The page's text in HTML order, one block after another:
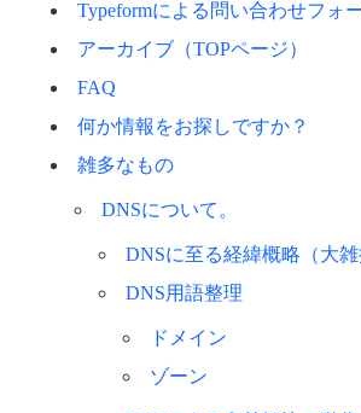
Typeformによる問い合わせフォ
アーカイブ（TOPページ）
FAQ
何か情報をお探しですか？
雑多なもの
DNSについて。
DNSに至る経緯概略（大雑
DNS用語整理
ドメイン
ゾーン